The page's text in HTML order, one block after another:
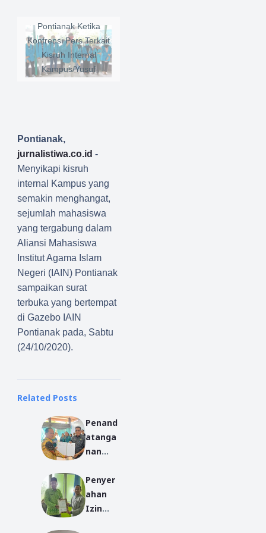
Pontianak Ketika
Konfrensi Pers Terkait
Kisruh Internal
Kampus/Yusuf
Pontianak,
jurnalistiwa.co.id -
Menyikapi kisruh
internal Kampus yang
semakin menghangat,
sejumlah mahasiswa
yang tergabung dalam
Aliansi Mahasiswa
Institut Agama Islam
Negeri (IAIN) Pontianak
sampaikan surat
terbuka yang bertempat
di Gazebo IAIN
Pontianak pada, Sabtu
(24/10/2020).
Related Posts
Penand
atanga
nan
an
Kerja
Sama
Penyer
ahan
Izin